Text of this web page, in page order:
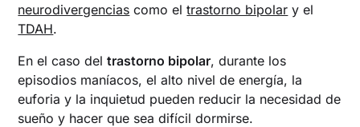
neurodivergencias como eltrastorno bipolar y el
TDAH.
En el caso deltrastorno bipolar, durante los
episodios maníacos, el alto nivel de energía, la
euforia y la inquietud pueden reducir la necesidad de
sueño y hacer que sea difícil dormirse.